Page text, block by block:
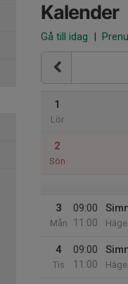
Kalender
Gå till idag |
1
Lör
2
Sön
3
Mån
09:00
11:00
4
Tis
09:00
11:00